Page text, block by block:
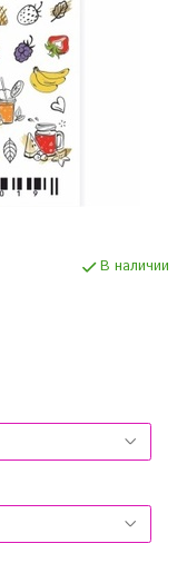
В наличии